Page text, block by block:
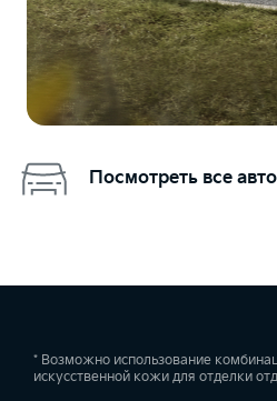
Посмотреть все авто
* Возможно использование
искусственной кожи для отделки